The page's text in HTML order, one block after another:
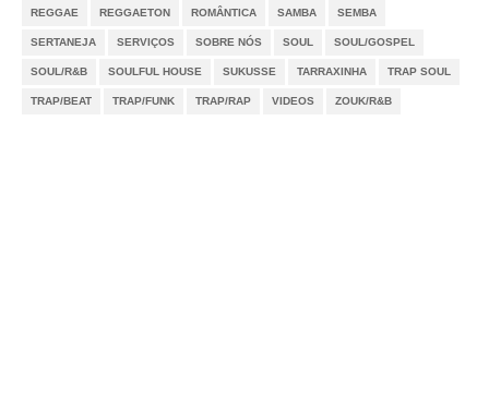
REGGAE REGGAETON ROMÂNTICA SAMBA SEMBA
SERTANEJA SERVIÇOS SOBRE NÓS SOUL SOUL/GOSPEL
SOUL/R&B SOULFUL HOUSE SUKUSSE TARRAXINHA TRAP SOUL
TRAP/BEAT TRAP/FUNK TRAP/RAP VIDEOS ZOUK/R&B